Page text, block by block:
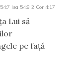
Isa 54:8 2 Cor 4:17
Lui să
pe faţă